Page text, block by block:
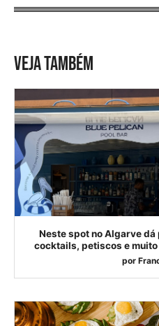
VEJA TAMBÉM
Neste spot no Algarve dá
cocktails, petiscos e muito
por